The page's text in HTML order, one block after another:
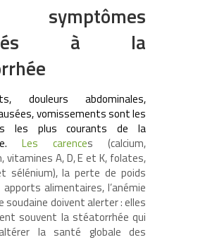
à la
douleurs abdominales,
vomissements sont les
les plus courants de la
Les carences (calcium,
vitamines A, D, E et K, folates,
sélénium), la perte de poids
alimentaires, l’anémie
soudaine doivent alerter : elles
souvent la stéatorrhée qui
la santé globale des